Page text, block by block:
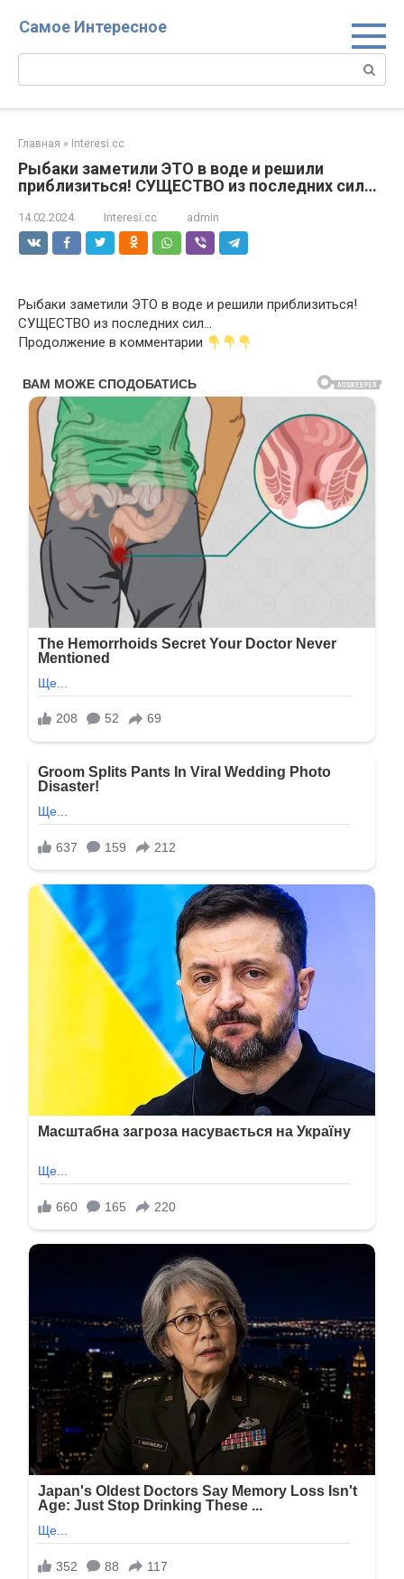
Самое Интересное
Поиск:
Главная » Interesi.cc
Рыбаки заметили ЭТО в воде и решили
приблизиться! СУЩЕСТВО из последних сил…
14.02.2024 Interesi.cc admin
Рыбаки заметили ЭТО в воде и решили приблизиться!
СУЩЕСТВО из последних сил…
Продолжение в комментарии